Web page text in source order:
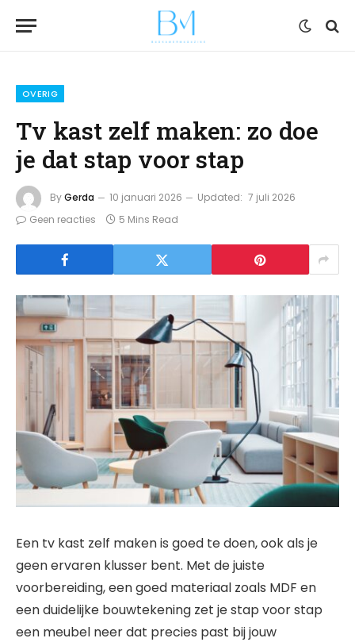
OVERIG
Tv kast zelf maken: zo doe
je dat stap voor stap
ByGerda 10 januari 2026 Updated: 7 juli 2026
Geen reacties
5 Mins Read
Een tv kast zelf maken is goed te doen, ook als je
geen ervaren klusser bent. Met de juiste
voorbereiding, een goed materiaal zoals MDF en
een duidelijke bouwtekening zet je stap voor stap
een meubel neer dat precies past bij jouw